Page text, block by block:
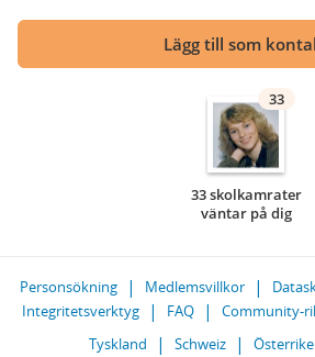
Lägg till som
33
33 skolkamrater
väntar på dig
Personsökning Medlemsvillkor
Integritetsverktyg
FAQ Community-
Tyskland
Schweiz Österrike